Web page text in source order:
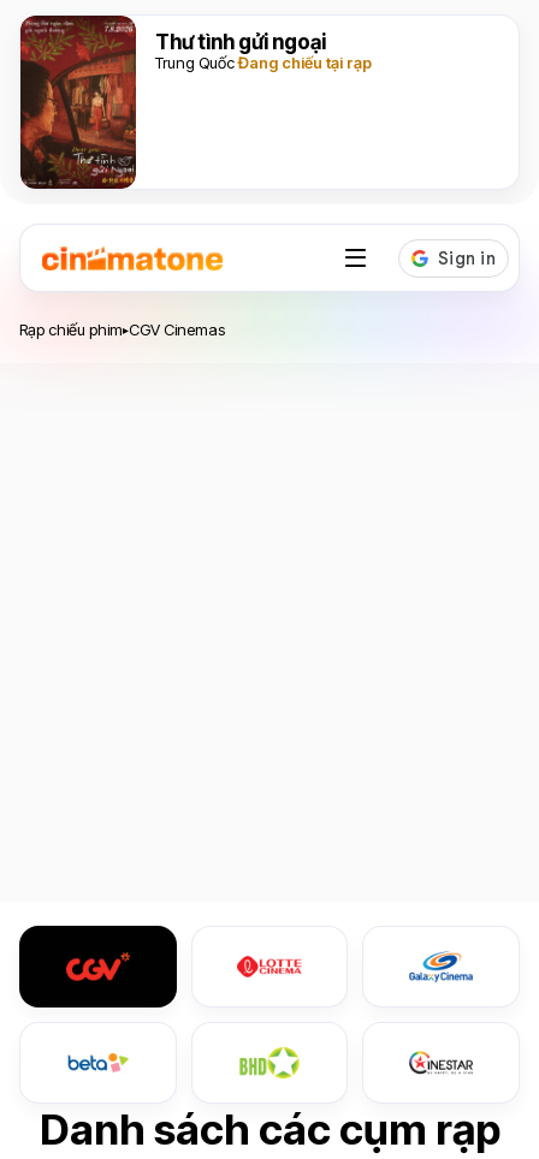
Thư tình gửi ngoại
Trung QuốcĐang chiếu tại rạp
Rạp chiếu phim▸CGV Cinemas
Danh sách các cụm rạp